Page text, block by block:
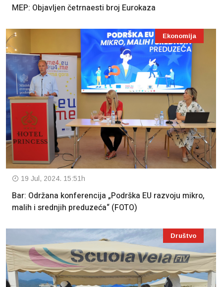
MEP: Objavljen četrnaesti broj Eurokaza
Ekonomija
19 Jul, 2024. 15:51h
Bar: Održana konferencija „Podrška EU razvoju mikro,
malih i srednjih preduzeća“ (FOTO)
Društvo